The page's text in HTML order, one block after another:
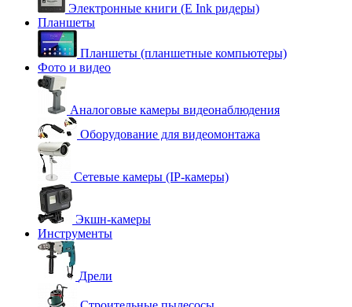
Электронные книги (E Ink ридеры)
Планшеты
Планшеты (планшетные компьютеры)
Фото и видео
Аналоговые камеры видеонаблюдения
Оборудование для видеомонтажа
Сетевые камеры (IP-камеры)
Экшн-камеры
Инструменты
Дрели